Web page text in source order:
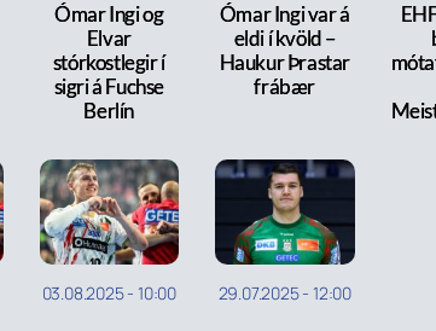
Ómar Ingi og
Elvar
stórkostlegir í
sigri á Fuchse
Berlín
Ómar Ingi var á
eldi í kvöld –
Haukur Þrastar
frábær
03.08.2025- 10:00 29.07.2025- 12:00